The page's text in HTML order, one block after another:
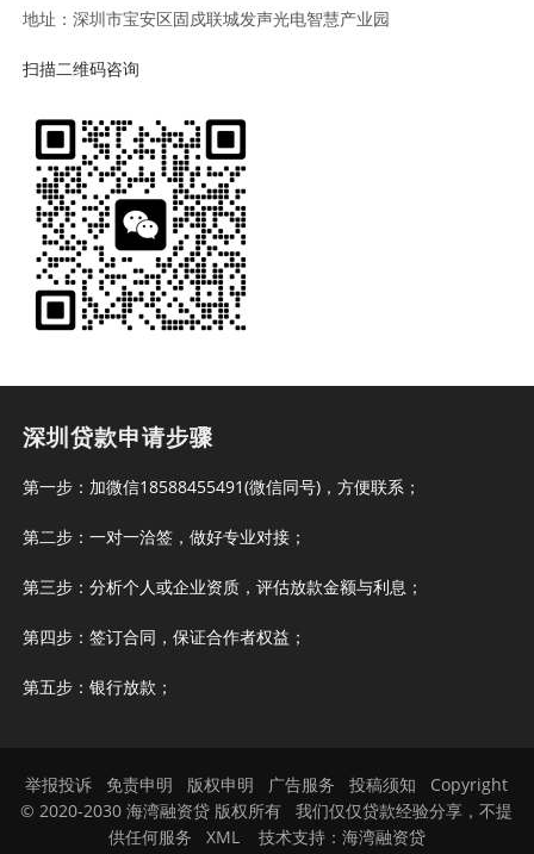
地址：深圳市宝安区固戍联城发声光电智慧产业园
扫描二维码咨询
深圳贷款申请步骤
第一步：加微信18588455491(微信同号)，方便联系；
第二步：一对一洽签，做好专业对接；
第三步：分析个人或企业资质，评估放款金额与利息；
第四步：签订合同，保证合作者权益；
第五步：银行放款；
举报投诉 免责申明 版权申明 广告服务 投稿须知 Copyright
© 2020-2030 海湾融资贷 版权所有 我们仅仅贷款经验分享，不提
供任何服务 XML 技术支持： 海湾融资贷